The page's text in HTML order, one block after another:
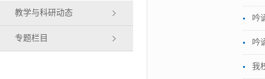
教学与科研动态
专题栏目
吟
吟
我